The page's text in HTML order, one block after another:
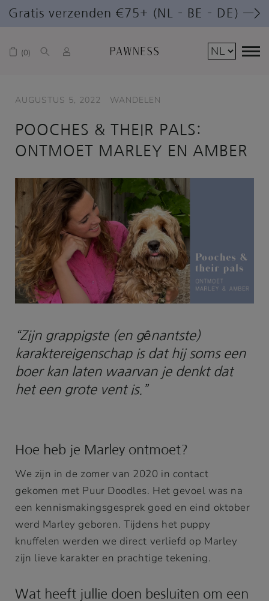
Gratis verzenden €75+ (NL – BE – DE) —>
0
AUGUSTUS 5, 2022 WANDELEN
POOCHES & THEIR PALS:
ONTMOET MARLEY EN AMBER
“Zijn grappigste (en gênantste)
karaktereigenschap is dat hij soms een
boer kan laten waarvan je denkt dat
het een grote vent is.”
Hoe heb je Marley ontmoet?
We zijn in de zomer van 2020 in contact
gekomen met Puur Doodles. Het gevoel was na
een kennismakingsgesprek goed en eind oktober
werd Marley geboren. Tijdens het puppy
knuffelen werden we direct verliefd op Marley
zijn lieve karakter en prachtige tekening.
Wat heeft jullie doen besluiten om een